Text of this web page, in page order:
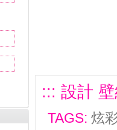
::: 設計
TAGS: 炫